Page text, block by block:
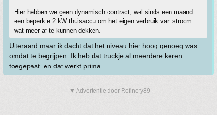
Hier hebben we geen dynamisch contract, wel sinds een maand
een beperkte 2 kW thuisaccu om het eigen verbruik van stroom
wat meer af te kunnen dekken.
Uiteraard maar ik dacht dat het niveau hier hoog genoeg was
omdat te begrijpen. Ik heb dat truckje al meerdere keren
toegepast. en dat werkt prima.
▼ Advertentie door Refinery89